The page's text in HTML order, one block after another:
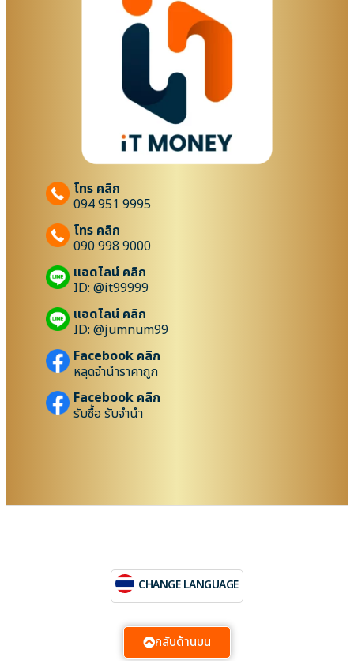
โทร คลิก
094 951 9995
โทร คลิก
090 998 9000
แอดไลน์ คลิก
ID: @it99999
แอดไลน์ คลิก
ID: @jumnum99
Facebook คลิก
หลุดจำนำราคาถูก
Facebook คลิก
รับซื้อ รับจำนำ
CHANGE LANGUAGE
กลับด้านบน